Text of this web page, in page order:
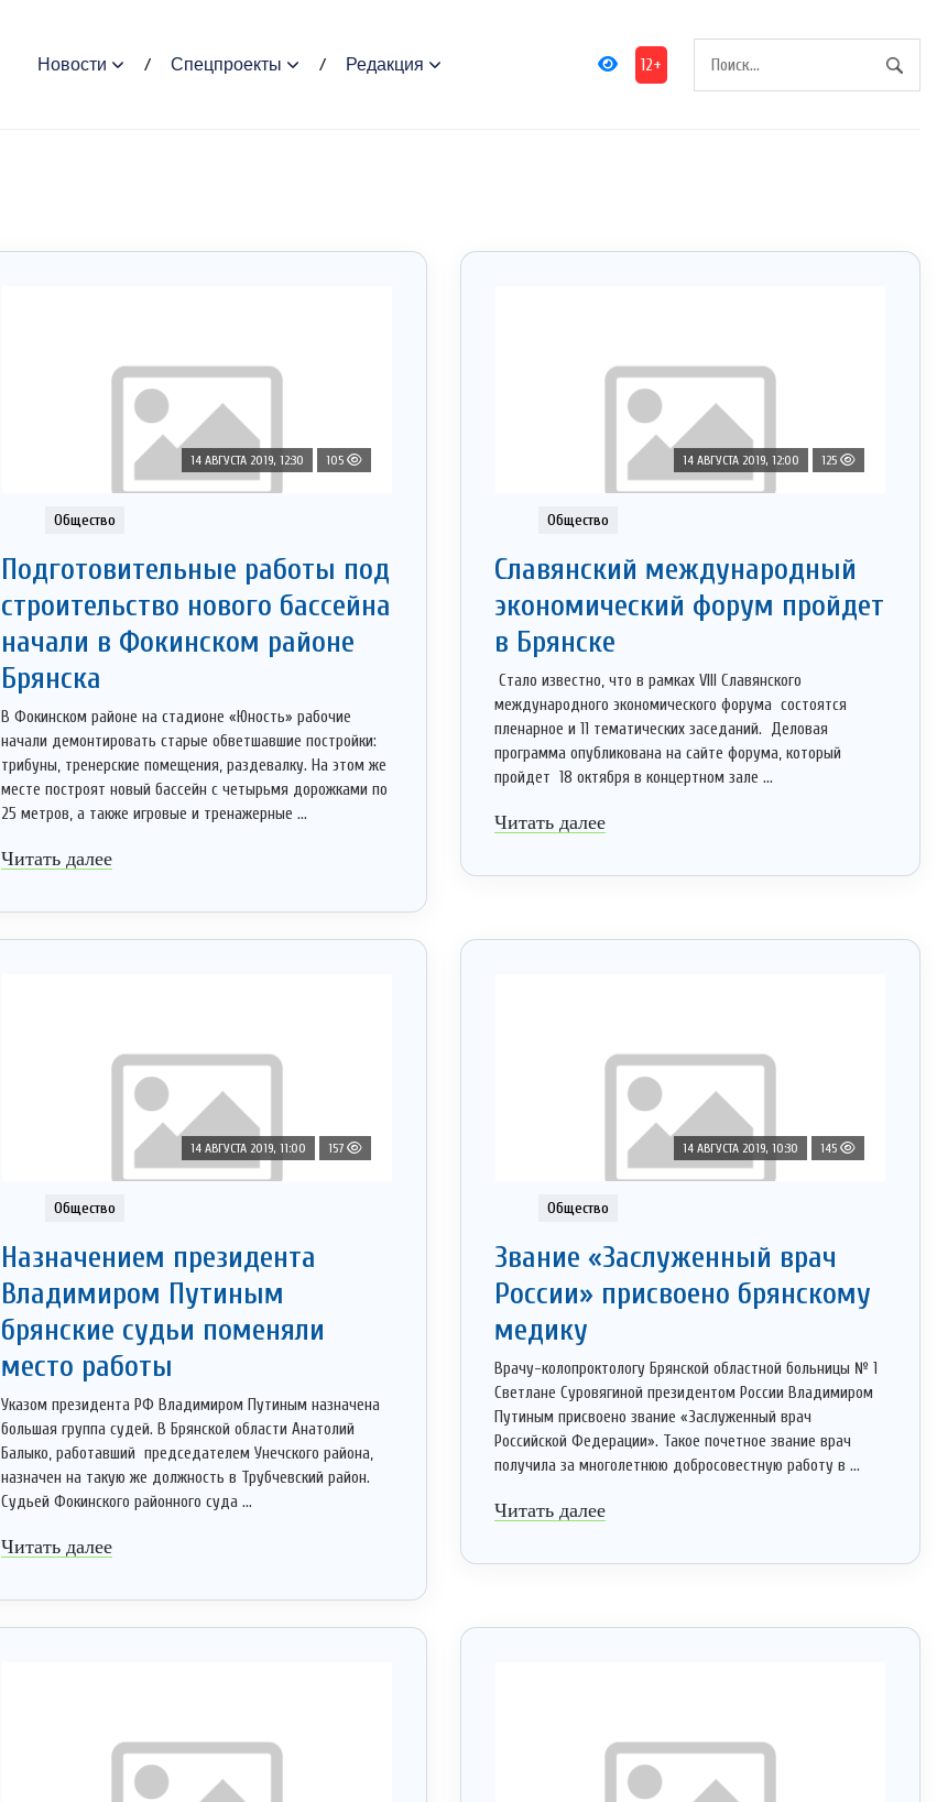
Новости Спецпроекты Редакция 12+
14 АВГУСТА 2019, 12:30 105
Общество
Подготовительные работы под
строительство нового бассейна
начали в Фокинском районе
Брянска
В Фокинском районе на стадионе «Юность» рабочие
начали демонтировать старые обветшавшие постройки:
трибуны, тренерские помещения, раздевалку. На этом же
месте построят новый бассейн с четырьмя дорожками по
25 метров, а также игровые и тренажерные ...
Читать далее
14 АВГУСТА 2019, 12:00 125
Общество
Славянский международный
экономический форум пройдет
в Брянске
Стало известно, что в рамках VIII Славянского
международного экономического форума состоятся
пленарное и 11 тематических заседаний. Деловая
программа опубликована на сайте форума, который
пройдет 18 октября в концертном зале ...
Читать далее
14 АВГУСТА 2019, 11:00 157
Общество
Назначением президента
Владимиром Путиным
брянские судьи поменяли
место работы
Указом президента РФ Владимиром Путиным назначена
большая группа судей. В Брянской области Анатолий
Балыко, работавший председателем Унечского района,
назначен на такую же должность в Трубчевский район.
Судьей Фокинского районного суда ...
Читать далее
14 АВГУСТА 2019, 10:30 145
Общество
Звание «Заслуженный врач
России» присвоено брянскому
медику
Врачу-колопроктологу Брянской областной больницы № 1
Светлане Суровягиной президентом России Владимиром
Путиным присвоено звание «Заслуженный врач
Российской Федерации». Такое почетное звание врач
получила за многолетнюю добросовестную работу в ...
Читать далее